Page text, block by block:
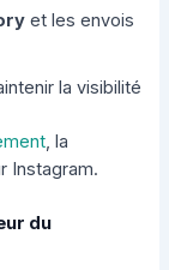
et les envois
la visibilité
, la
Instagram.
du